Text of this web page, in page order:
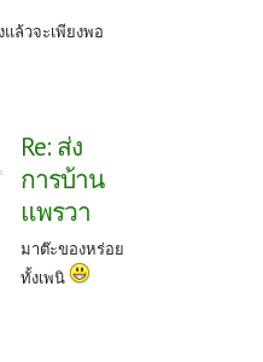
แล้วจะเพียงพอ
Re: ส่ง
การบ้าน
แพรวา
มาต๊ะของหร่อย
ทั้งเพนิ